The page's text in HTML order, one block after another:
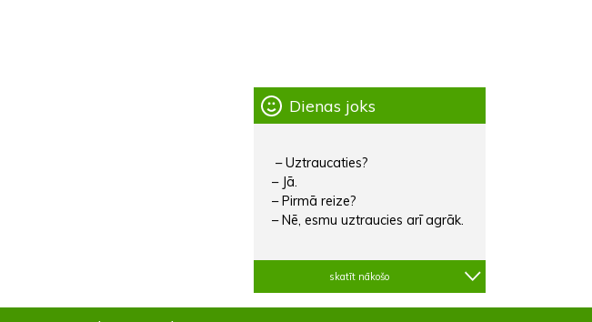
Dienas joks
– Uztraucaties?
– Jā.
– Pirmā reize?
– Nē, esmu uztraucies arī agrāk.
skatīt nākošo